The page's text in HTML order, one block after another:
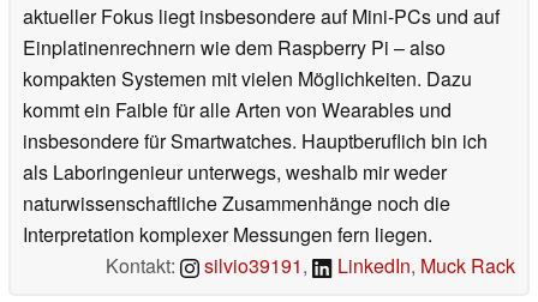
aktueller Fokus liegt insbesondere auf Mini-PCs und auf
Einplatinenrechnern wie dem Raspberry Pi – also
kompakten Systemen mit vielen Möglichkeiten. Dazu
kommt ein Faible für alle Arten von Wearables und
insbesondere für Smartwatches. Hauptberuflich bin ich
als Laboringenieur unterwegs, weshalb mir weder
naturwissenschaftliche Zusammenhänge noch die
Interpretation komplexer Messungen fern liegen.
Kontakt:
silvio39191, LinkedIn, Muck Rack